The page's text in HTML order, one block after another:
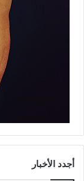
أجدد الأخبار